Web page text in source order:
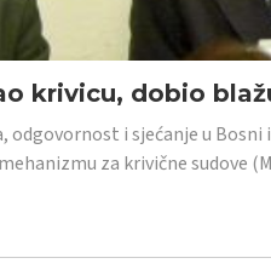
krivicu, dobio
odgovornost i sjećanje u
za krivične sudove